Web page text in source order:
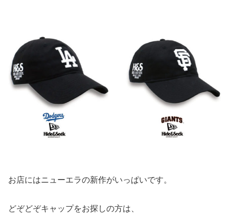
お店にはニューエラの新作がいっぱいです。
どぞどぞキャップをお探しの方は、